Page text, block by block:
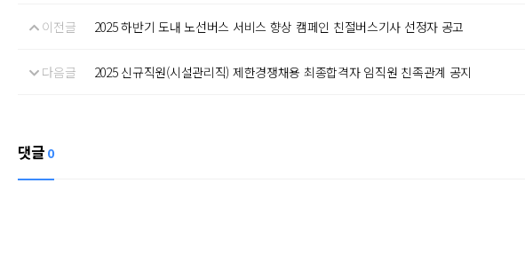
이전글 2025 하반기 도내 노선버스 서비스 향상 캠페인 친절버스기사 선정자 공고
다음글 2025 신규직원(시설관리직) 제한경쟁채용 최종합격자 임직원 친족관계 공지
댓글 0